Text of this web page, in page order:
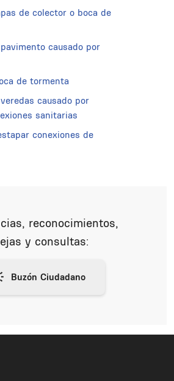
de colector o boca de
causado por
de tormenta
causado por
sanitarias
conexiones de
reconocimientos,
y consultas: